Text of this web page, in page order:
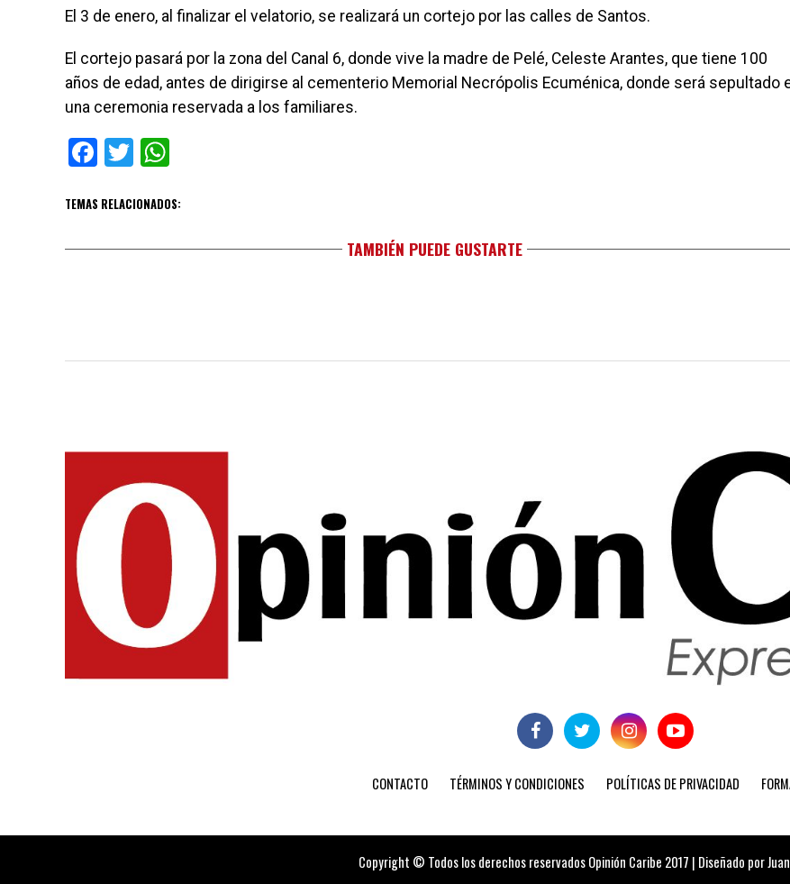
El 3 de enero, al finalizar el velatorio, se realizará un cortejo por las calles de Santos.
El cortejo pasará por la zona del Canal 6, donde vive la madre de Pelé, Celeste Arantes, que tiene 100
años de edad, antes de dirigirse al cementerio Memorial Necrópolis Ecuménica, donde será sepultado
una ceremonia reservada a los familiares.
Facebook
Twitter
TEMAS RELACIONADOS:
TAMBIÉN PUEDE GUSTARTE
CONTACTO TÉRMINOS Y CONDICIONES POLÍTICAS DE PRIVACIDAD
Copyright © Todos los derechos reservados Opinión Caribe 2017 | Diseñado por